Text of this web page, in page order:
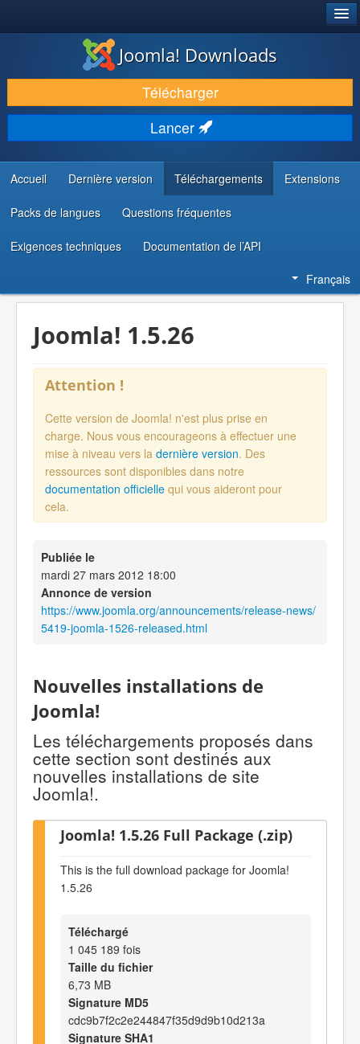
TÉLÉCHARGER & ÉTENDRE
DÉCOUVRIR & APPRENDRE
COMMUNAUTÉ & SUPPORT
RESSOURCES DÉVELOPPEURS
Joomla! Downloads
Télécharger
Lancer
Accueil Dernière version Téléchargements Extensions
Packs de langues Questions fréquentes
Exigences techniques Documentation de l’API
Français
Joomla! 1.5.26
Attention !
Cette version de Joomla! n'est plus prise en
charge. Nous vous encourageons à effectuer une
mise à niveau vers la dernière version. Des
ressources sont disponibles dans notre
documentation officielle qui vous aideront pour
cela.
Publiée le
mardi 27 mars 2012 18:00
Annonce de version
https://www.joomla.org/announcements/release-news/
5419-joomla-1526-released.html
Nouvelles installations de
Joomla!
Les téléchargements proposés dans
cette section sont destinés aux
nouvelles installations de site
Joomla!.
Joomla! 1.5.26 Full Package (.zip)
This is the full download package for Joomla!
1.5.26
Téléchargé
1 045 189 fois
Taille du fichier
6,73 MB
Signature MD5
cdc9b7f2c2e244847f35d9d9b10d213a
Signature SHA1